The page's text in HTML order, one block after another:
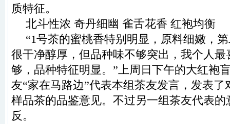
质特征。
北斗性浓 奇丹细幽 雀舌花香 红袍均衡
“1号茶的蜜桃香特别明显，原料细嫩，
很干净醇厚，但品种味不够突出，我个人最
够，品种特征明显。”上周日下午的大红袍
友“家在马路边”代表本组茶友发言，发表
样品茶的品鉴意见。不过另一组茶友代表
反。